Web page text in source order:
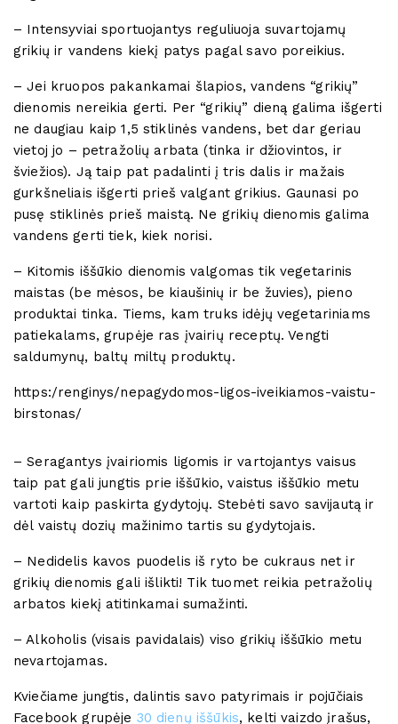
– Intensyviai sportuojantys reguliuoja suvartojamų
grikių ir vandens kiekį patys pagal savo poreikius.
– Jei kruopos pakankamai šlapios, vandens “grikių”
dienomis nereikia gerti. Per “grikių” dieną galima išgerti
ne daugiau kaip 1,5 stiklinės vandens, bet dar geriau
vietoj jo – petražolių arbata (tinka ir džiovintos, ir
šviežios). Ją taip pat padalinti į tris dalis ir mažais
gurkšneliais išgerti prieš valgant grikius. Gaunasi po
pusę stiklinės prieš maistą. Ne grikių dienomis galima
vandens gerti tiek, kiek norisi.
– Kitomis iššūkio dienomis valgomas tik vegetarinis
maistas (be mėsos, be kiaušinių ir be žuvies), pieno
produktai tinka. Tiems, kam truks idėjų vegetariniams
patiekalams, grupėje ras įvairių receptų. Vengti
saldumynų, baltų miltų produktų.
https:/renginys/nepagydomos-ligos-iveikiamos-vaistu-
birstonas/
– Seragantys įvairiomis ligomis ir vartojantys vaisus
taip pat gali jungtis prie iššūkio, vaistus iššūkio metu
vartoti kaip paskirta gydytojų. Stebėti savo savijautą ir
dėl vaistų dozių mažinimo tartis su gydytojais.
– Nedidelis kavos puodelis iš ryto be cukraus net ir
grikių dienomis gali išlikti! Tik tuomet reikia petražolių
arbatos kiekį atitinkamai sumažinti.
– Alkoholis (visais pavidalais) viso grikių iššūkio metu
nevartojamas.
Kviečiame jungtis, dalintis savo patyrimais ir pojūčiais
Facebook grupėje 30 dienų iššūkis, kelti vaizdo įrašus,